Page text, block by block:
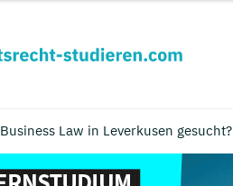
Business Law in Leverkusen gesucht?